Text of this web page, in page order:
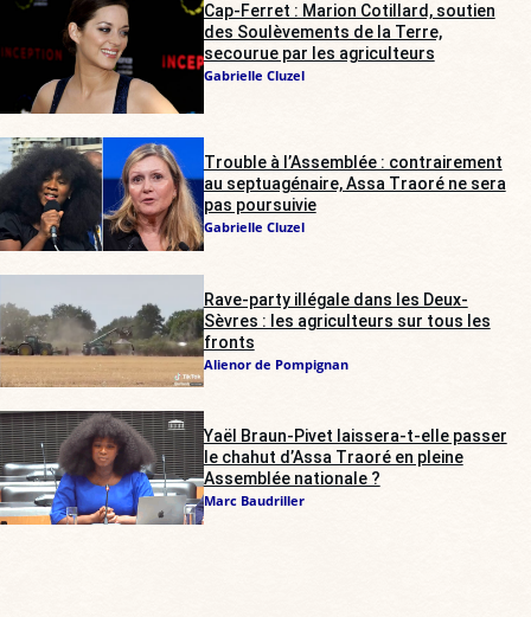
Cap-Ferret : Marion Cotillard, soutien
des Soulèvements de la Terre,
secourue par les agriculteurs
Gabrielle Cluzel
Trouble à l’Assemblée : contrairement
au septuagénaire, Assa Traoré ne sera
pas poursuivie
Gabrielle Cluzel
Rave-party illégale dans les Deux-
Sèvres : les agriculteurs sur tous les
fronts
Alienor de Pompignan
Yaël Braun-Pivet laissera-t-elle passer
le chahut d’Assa Traoré en pleine
Assemblée nationale ?
Marc Baudriller